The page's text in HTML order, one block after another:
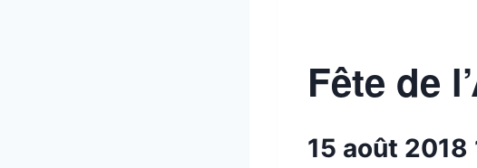
Fête de
15 août 2018